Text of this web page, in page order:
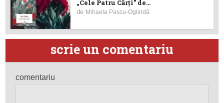
„Cele Patru Cărți” de...
de Mihaela Pascu-Oglindă
scrie un comentariu
comentariu